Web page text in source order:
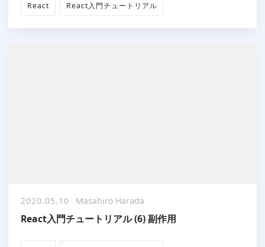
React React入門チュートリアル
2020.05.10 Masahiro Harada
React入門チュートリアル (6) 副作用